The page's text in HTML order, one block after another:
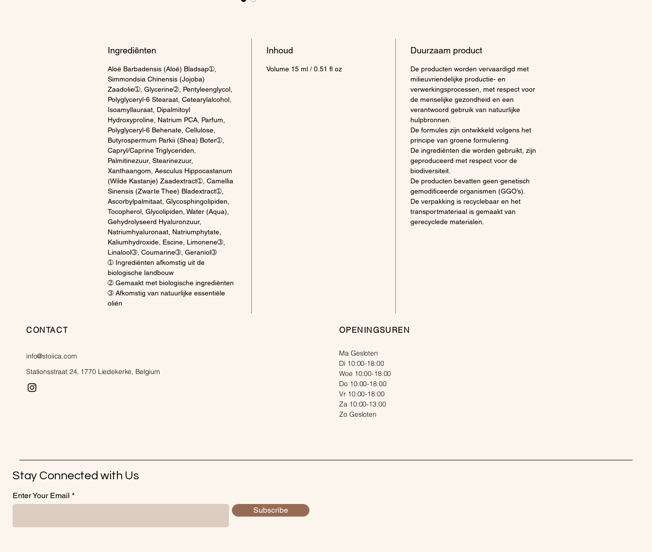
Ingrediënten
Aloë Barbadensis (Aloë) Bladsap➀,
Simmondsia Chinensis (Jojoba)
Zaadolie➀, Glycerine➁, Pentyleenglycol,
Polyglyceryl-6 Stearaat, Cetearylalcohol,
Isoamyllauraat, Dipalmitoyl
Hydroxyproline, Natrium PCA, Parfum,
Polyglyceryl-6 Behenate, Cellulose,
Butyrospermum Parkii (Shea) Boter➀,
Capryl/Caprine Triglyceriden,
Palmitinezuur, Stearinezuur,
Xanthaangom, Aesculus Hippocastanum
(Wilde Kastanje) Zaadextract➀, Camellia
Sinensis (Zwarte Thee) Bladextract➀,
Ascorbylpalmitaat, Glycosphingolipiden,
Tocopherol, Glycolipiden, Water (Aqua),
Gehydrolyseerd Hyaluronzuur,
Natriumhyaluronaat, Natriumphytate,
Kaliumhydroxide, Escine, Limonene➂,
Linalool➂, Coumarine➂, Geraniol➂
➀ Ingrediënten afkomstig uit de
biologische landbouw
➁ Gemaakt met biologische ingrediënten
➂ Afkomstig van natuurlijke essentiële
oliën
Inhoud
Volume 15 ml / 0.51 fl oz
Duurzaam product
De producten worden vervaardigd met
milieuvriendelijke productie- en
verwerkingsprocessen, met respect voor
de menselijke gezondheid en een
verantwoord gebruik van natuurlijke
hulpbronnen.
De formules zijn ontwikkeld volgens het
principe van groene formulering.
De ingrediënten die worden gebruikt, zijn
geproduceerd met respect voor de
biodiversiteit.
De producten bevatten geen genetisch
gemodificeerde organismen (GGO’s).
De verpakking is recyclebaar en het
transportmateriaal is gemaakt van
gerecyclede materialen.
CONTACT
info@stoiica.com
Stationsstraat 24, 1770 Liedekerke, Belgium
OPENINGSUREN
Ma Gesloten
Di 10:00-18:00
Woe 10:00-18:00
Do 10:00-18:00
Vr 10:00-18:00
Za 10:00-13:00
Zo Gesloten
Stay Connected with Us
Enter Your Email
Subscribe